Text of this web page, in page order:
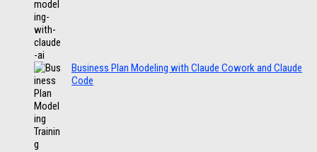
Business Plan Modeling with Claude Cowork and Claude
Code